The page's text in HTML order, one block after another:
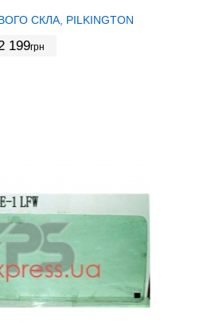
СКЛА, PILKINGTON
199грн